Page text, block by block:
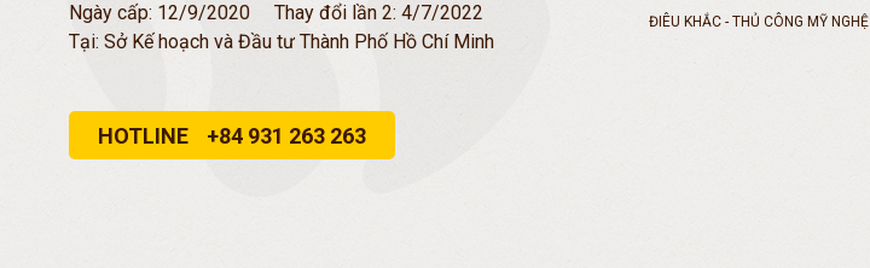
Ngày cấp: 12/9/2020
Thay đổi lần 2: 4/7/2022
Tại: Sở Kế hoạch và Đầu tư Thành Phố Hồ Chí Minh
HOTLINE +84 931 263 263
ĐIÊU KHẮC - THỦ CÔNG MỸ NGHỆ